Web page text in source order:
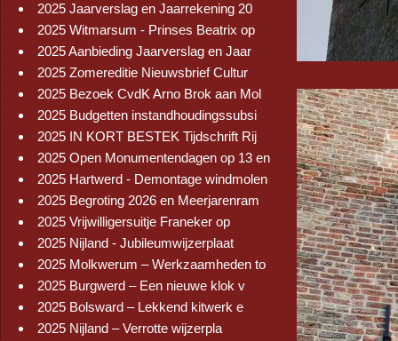
2025 Jaarverslag en Jaarrekening 20
2025 Witmarsum - Prinses Beatrix op
2025 Aanbieding Jaarverslag en Jaar
2025 Zomereditie Nieuwsbrief Cultur
2025 Bezoek CvdK Arno Brok aan Mol
2025 Budgetten instandhoudingssubsi
2025 IN KORT BESTEK Tijdschrift Rij
2025 Open Monumentendagen op 13 en
2025 Hartwerd - Demontage windmolen
2025 Begroting 2026 en Meerjarenram
2025 Vrijwilligersuitje Franeker op
2025 Nijland - Jubileumwijzerplaat
2025 Molkwerum – Werkzaamheden to
2025 Burgwerd – Een nieuwe klok v
2025 Bolsward – Lekkend kitwerk e
2025 Nijland – Verrotte wijzerpla